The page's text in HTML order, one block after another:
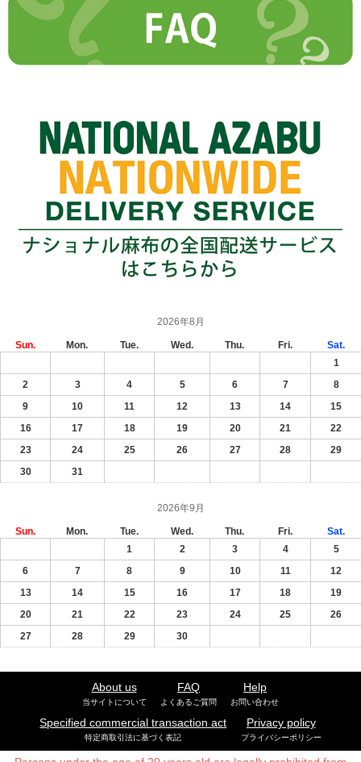
2026年8月
Sun. Mon. Tue. Wed. Thu. Fri.
Sat.
1
2
3 4 5 6 7
8
9
10 11 12 13 14
15
16
17 18 19 20 21
22
23
24 25 26 27 28
29
30
31
2026年9月
Sun. Mon. Tue. Wed. Thu. Fri.
Sat.
1
2 3 4
5
6
7 8 9 10 11
12
13
14 15 16 17 18
19
20
21 22 23 24 25
26
27
28 29 30
About us
当サイトについて
FAQ
よくあるご質問
Help
お問い合わせ
Specified commercial transaction act
特定商取引法に基づく表記
Privacy policy
プライバシーポリシー